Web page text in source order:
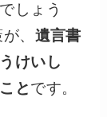
しょう
、 遺言書
けいし
とです。